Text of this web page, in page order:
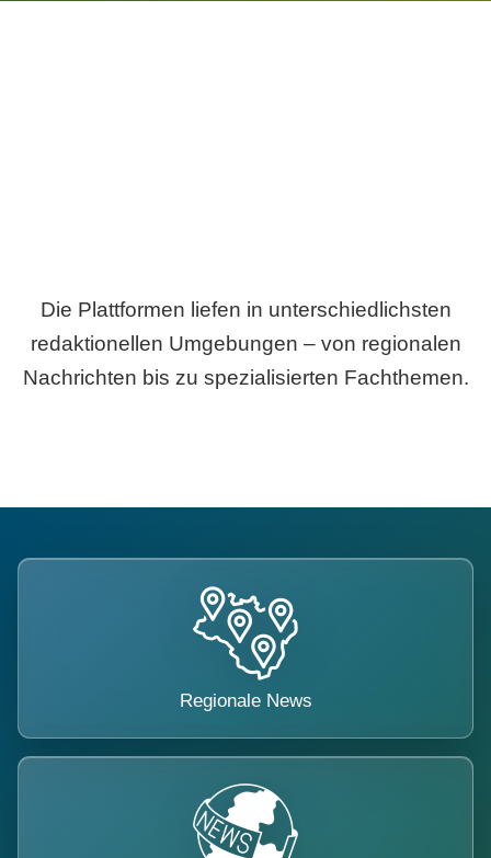
Die Plattformen liefen in unterschiedlichsten
redaktionellen Umgebungen – von regionalen
Nachrichten bis zu spezialisierten Fachthemen.
Regionale News